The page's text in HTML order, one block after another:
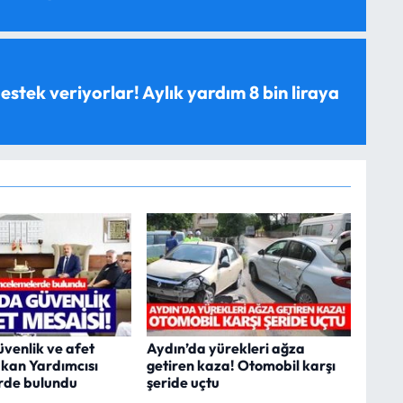
veriyorlar! Aylık yardım 8 bin liraya
ve afet
Yardımcısı
bulundu
Aydın’da yürekleri ağza
getiren kaza! Otomobil karşı
şeride uçtu